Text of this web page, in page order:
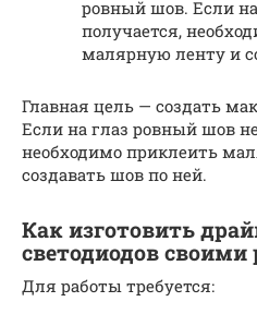
ровный шов. Если
получается,
малярную ленту и
Главная цель — создать
Если на глаз ровный шов
необходимо приклеить
создавать шов по ней.
Как изготовить
светодиодов
Для работы требуется: